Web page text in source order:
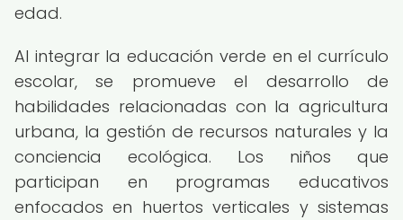
edad.
Al integrar la educación verde en el currículo
escolar, se promueve el desarrollo de
habilidades relacionadas con la agricultura
urbana, la gestión de recursos naturales y la
conciencia ecológica. Los niños que
participan en programas educativos
enfocados en huertos verticales y sistemas